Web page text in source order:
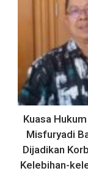
Kuasa
Misfuryadi
Dijadikan
Kelebihan-